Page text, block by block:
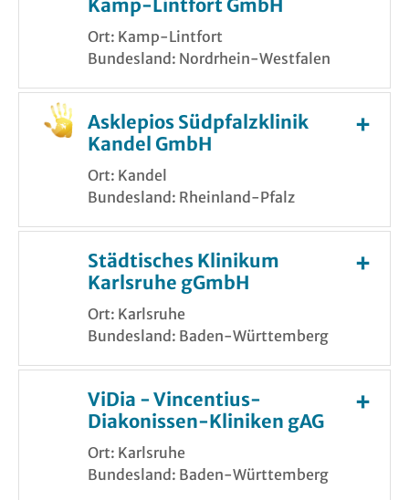
Kamp-Lintfort GmbH
Ort: Kamp-Lintfort
Bundesland: Nordrhein-Westfalen
Asklepios Südpfalzklinik
Kandel GmbH
Ort: Kandel
Bundesland: Rheinland-Pfalz
Städtisches Klinikum
Karlsruhe gGmbH
Ort: Karlsruhe
Bundesland: Baden-Württemberg
ViDia - Vincentius-
Diakonissen-Kliniken gAG
Ort: Karlsruhe
Bundesland: Baden-Württemberg